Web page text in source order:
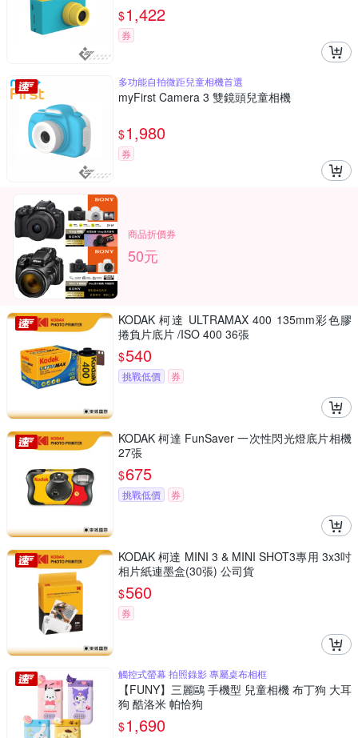
$1,422
券
多功能自拍微距兒童相機首選
myFirst Camera 3 雙鏡頭兒童相機
$1,980
券
商品折價券
50元
KODAK 柯達 ULTRAMAX 400 135mm彩色膠
捲負片底片 /ISO 400 36張
$540
挑戰低價 券
KODAK 柯達 FunSaver 一次性閃光燈底片相機
27張
$675
挑戰低價 券
KODAK 柯達 MINI 3 & MINI SHOT3專用 3x3吋
相片紙連墨盒(30張) 公司貨
$560
券
觸控式螢幕 拍照錄影 專屬桌布相框
【FUNY】三麗鷗 手機型 兒童相機 布丁狗 大耳
狗 酷洛米 帕恰狗
$1,690